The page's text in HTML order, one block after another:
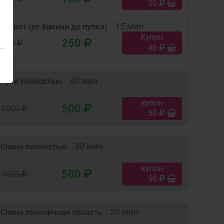
30
Живот (от бикини до пупка) 15 мин
500 250
Купон
40
Руки полностью 40 мин
1000 500
купон
50
Спина полностью 30 мин
1000 500
купон
50
Спина поясничная область 20 мин